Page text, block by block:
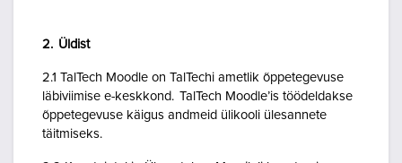
2. Üldist
2.1 TalTech Moodle on TalTechi ametlik õppetegevuse
läbiviimise e-keskkond. TalTech Moodle’is töödeldakse
õppetegevuse käigus andmeid ülikooli ülesannete
täitmiseks.